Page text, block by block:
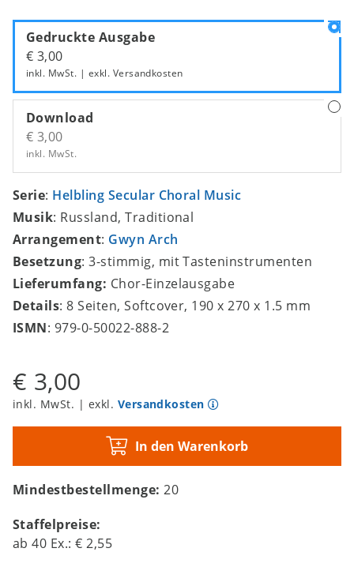
Gedruckte Ausgabe
€ 3,00
inkl. MwSt. | exkl. Versandkosten
Download
€ 3,00
inkl. MwSt.
Serie: Helbling Secular Choral Music
Musik: Russland, Traditional
Arrangement: Gwyn Arch
Besetzung: 3-stimmig, mit Tasteninstrumenten
Lieferumfang: Chor-Einzelausgabe
Details: 8 Seiten, Softcover, 190 x 270 x 1.5 mm
ISMN: 979-0-50022-888-2
€ 3,00
inkl. MwSt. | exkl. Versandkosten
In den Warenkorb
Mindestbestellmenge:20
Staffelpreise:
ab40 Ex.:€ 2,55